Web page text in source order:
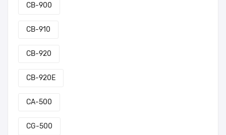
CB-900
CB-910
CB-920
CB-920E
CA-500
CG-500